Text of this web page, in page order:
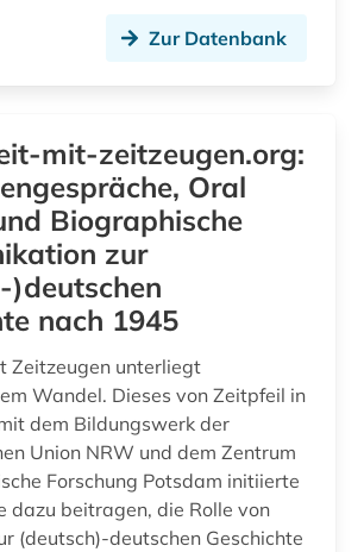
freilichtmuseum (1)
friedenserziehung (1)
frühförderung (1)
frühpädagogik (2)
(1)
förderungsprogramm (3)
gebärdensprache (1)
geisteswissenschaften (35)
Zur Datenbank
mit-zeitzeugen.org:
Oral
Biographische
zur
)deutschen
nach 1945
Zeitzeugen unterliegt
Wandel. Dieses von Zeitpfeil in
dem Bildungswerk der
Union NRW und dem Zentrum
Forschung Potsdam initiierte
dazu beitragen, die Rolle von
(deutsch)-deutschen Geschichte